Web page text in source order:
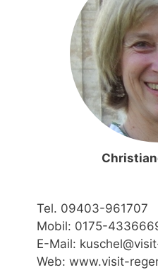
Tel. 09403-961707
Mobil: 0175-
E-Mail:
Web: www.visit-